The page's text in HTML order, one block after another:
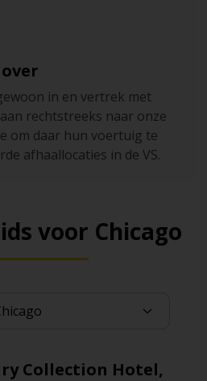
in en vertrek met
rechtstreeks naar onze
om daar hun voertuig te
afhaallocaties in de VS.
voor Chicago
Collection Hotel,